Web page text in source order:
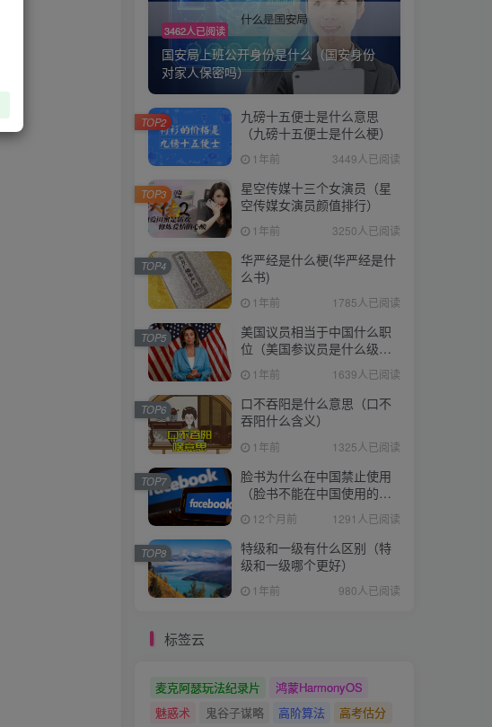
3462人已阅读
国安局上班公开身份是什么（国安身份
对家人保密吗）
九磅十五便士是什么意思
（九磅十五便士是什么梗）
1年前 3449人已阅读
TOP2
星空传媒十三个女演员（星
空传媒女演员颜值排行）
1年前 3250人已阅读
TOP3
华严经是什么梗(华严经是什
么书)
1年前 1785人已阅读
TOP4
美国议员相当于中国什么职
位（美国参议员是什么级
别）1年前 1639人已阅读
TOP5
口不吞阳是什么意思（口不
吞阳什么含义）
1年前 1325人已阅读
TOP6
脸书为什么在中国禁止使用
（脸书不能在中国使用的原
12个月前 1291人已阅读
TOP7
特级和一级有什么区别（特
级和一级哪个更好）
1年前 980人已阅读
TOP8
标签云
麦克阿瑟玩法纪录片
鸿蒙HarmonyOS
魅惑术
鬼谷子谋略 高阶算法
高考估分